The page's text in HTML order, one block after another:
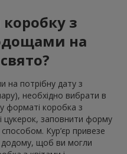
з
на
на потрібну дату з
необхідно вибрати в
форматі коробка з
цукерок, заповнити форму
Кур’єр привезе
додому, щоб ви могли